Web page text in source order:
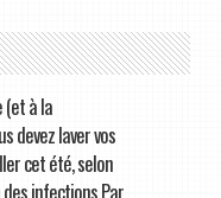
(et à la
devez laver vos
cet été, selon
infections Par